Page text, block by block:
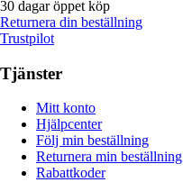
30 dagar öppet köp
Returnera din beställning
Trustpilot
Tjänster
Mitt konto
Hjälpcenter
Följ min beställning
Returnera min beställning
Rabattkoder